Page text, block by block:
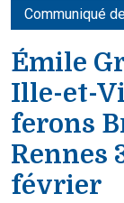
Communiqué
Émile
Ille-et-
ferons
Rennes
février